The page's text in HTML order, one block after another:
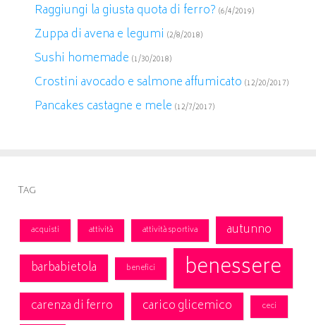
Raggiungi la giusta quota di ferro? (6/4/2019)
Zuppa di avena e legumi (2/8/2018)
Sushi homemade (1/30/2018)
Crostini avocado e salmone affumicato (12/20/2017)
Pancakes castagne e mele (12/7/2017)
Tag
acquisti attività attività sportiva
autunno
barbabietola
benefici benessere
carenza di ferro carico glicemico ceci